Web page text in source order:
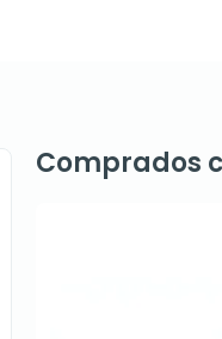
Comprados